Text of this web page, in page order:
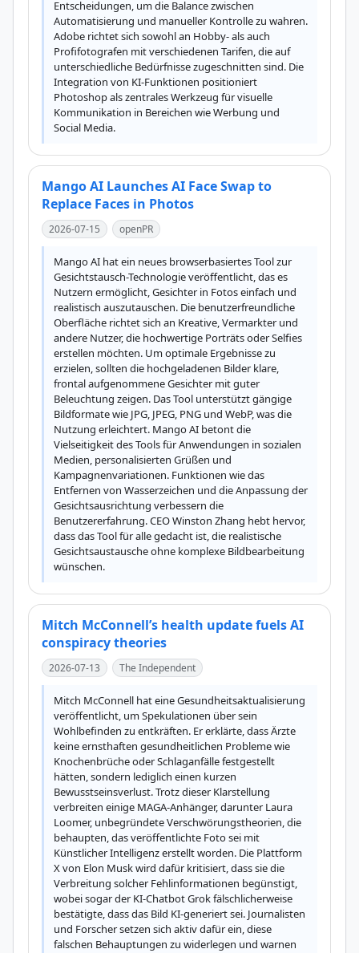
Entscheidungen, um die Balance zwischen
Automatisierung und manueller Kontrolle zu wahren.
Adobe richtet sich sowohl an Hobby- als auch
Profifotografen mit verschiedenen Tarifen, die auf
unterschiedliche Bedürfnisse zugeschnitten sind. Die
Integration von KI-Funktionen positioniert
Photoshop als zentrales Werkzeug für visuelle
Kommunikation in Bereichen wie Werbung und
Social Media.
Mango AI Launches AI Face Swap to
Replace Faces in Photos
2026-07-15 openPR
Mango AI hat ein neues browserbasiertes Tool zur
Gesichtstausch-Technologie veröffentlicht, das es
Nutzern ermöglicht, Gesichter in Fotos einfach und
realistisch auszutauschen. Die benutzerfreundliche
Oberfläche richtet sich an Kreative, Vermarkter und
andere Nutzer, die hochwertige Porträts oder Selfies
erstellen möchten. Um optimale Ergebnisse zu
erzielen, sollten die hochgeladenen Bilder klare,
frontal aufgenommene Gesichter mit guter
Beleuchtung zeigen. Das Tool unterstützt gängige
Bildformate wie JPG, JPEG, PNG und WebP, was die
Nutzung erleichtert. Mango AI betont die
Vielseitigkeit des Tools für Anwendungen in sozialen
Medien, personalisierten Grüßen und
Kampagnenvariationen. Funktionen wie das
Entfernen von Wasserzeichen und die Anpassung der
Gesichtsausrichtung verbessern die
Benutzererfahrung. CEO Winston Zhang hebt hervor,
dass das Tool für alle gedacht ist, die realistische
Gesichtsaustausche ohne komplexe Bildbearbeitung
wünschen.
Mitch McConnell’s health update fuels AI
conspiracy theories
2026-07-13 The Independent
Mitch McConnell hat eine Gesundheitsaktualisierung
veröffentlicht, um Spekulationen über sein
Wohlbefinden zu entkräften. Er erklärte, dass Ärzte
keine ernsthaften gesundheitlichen Probleme wie
Knochenbrüche oder Schlaganfälle festgestellt
hätten, sondern lediglich einen kurzen
Bewusstseinsverlust. Trotz dieser Klarstellung
verbreiten einige MAGA-Anhänger, darunter Laura
Loomer, unbegründete Verschwörungstheorien, die
behaupten, das veröffentlichte Foto sei mit
Künstlicher Intelligenz erstellt worden. Die Plattform
X von Elon Musk wird dafür kritisiert, dass sie die
Verbreitung solcher Fehlinformationen begünstigt,
wobei sogar der KI-Chatbot Grok fälschlicherweise
bestätigte, dass das Bild KI-generiert sei. Journalisten
und Forscher setzen sich aktiv dafür ein, diese
falschen Behauptungen zu widerlegen und warnen